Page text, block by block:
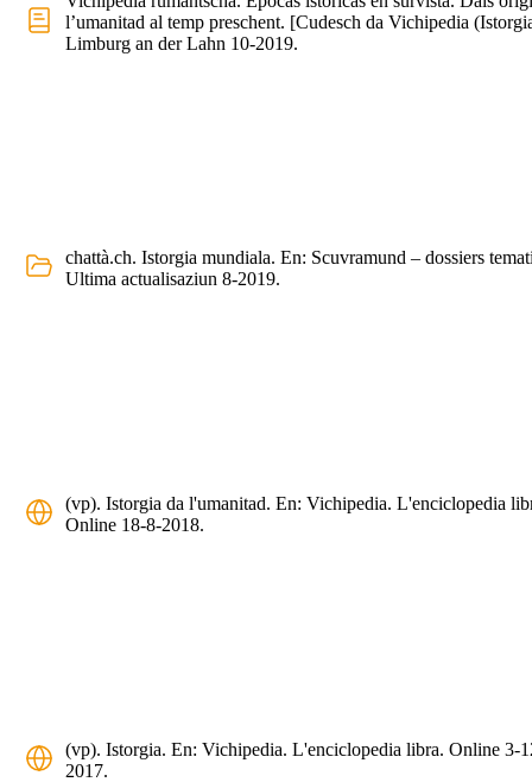
l’umanitad al temp preschent. [Cudesch da Vichipedia
Limburg an der Lahn 10-2019.
chattà.ch. Istorgia mundiala. En: Scuvramund – dossiers
Ultima actualisaziun 8-2019.
(vp). Istorgia da l'umanitad. En: Vichipedia. L'enciclopedia
Online 18-8-2018.
(vp). Istorgia. En: Vichipedia. L'enciclopedia libra. Online 3-
2017.